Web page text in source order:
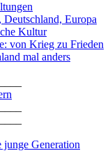
Europa
Kultur
von Krieg zu Frieden
mal anders
junge Generation